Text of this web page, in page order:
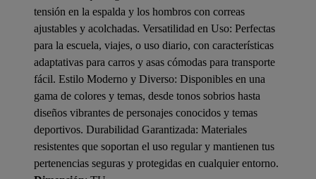
tensión en la espalda y los hombros con correas
ajustables y acolchadas. Versatilidad en Uso: Perfectas
para la escuela, viajes, o uso diario, con características
adaptativas para carros y asas cómodas para transporte
fácil. Estilo Moderno y Diverso: Disponibles en una
gama de colores y temas, desde tonos sobrios hasta
diseños vibrantes de personajes conocidos y temas
deportivos. Durabilidad Garantizada: Materiales
resistentes que soportan el uso regular y mantienen tus
pertenencias seguras y protegidas en cualquier entorno.